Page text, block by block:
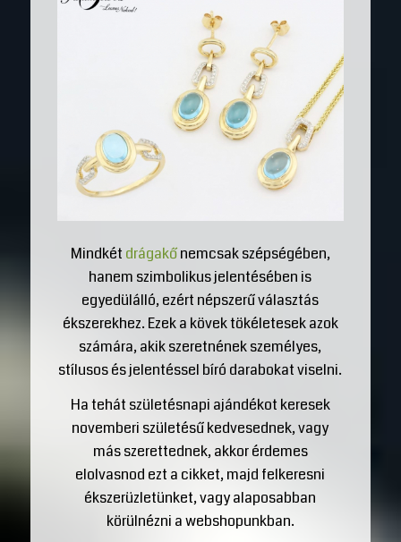
Mindkét drágakőnemcsak szépségében,
hanem szimbolikus jelentésében is
egyedülálló, ezért népszerű választás
ékszerekhez. Ezek a kövek tökéletesek azok
számára, akik szeretnének személyes,
stílusos és jelentéssel bíró darabokat viselni.
Ha tehát születésnapi ajándékot keresek
novemberi születésű kedvesednek, vagy
más szerettednek, akkor érdemes
elolvasnod ezt a cikket, majd felkeresni
ékszerüzletünket, vagy alaposabban
körülnézni a webshopunkban.